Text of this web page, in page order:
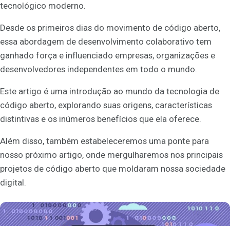
tecnológico moderno.
Desde os primeiros dias do movimento de código aberto,
essa abordagem de desenvolvimento colaborativo tem
ganhado força e influenciado empresas, organizações e
desenvolvedores independentes em todo o mundo.
Este artigo é uma introdução ao mundo da tecnologia de
código aberto, explorando suas origens, características
distintivas e os inúmeros benefícios que ela oferece.
Além disso, também estabeleceremos uma ponte para
nosso próximo artigo, onde mergulharemos nos principais
projetos de código aberto que moldaram nossa sociedade
digital.